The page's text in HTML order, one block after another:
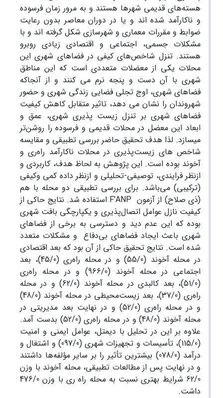
هسته‌های قدیمی شهرها هستند و به مرور زمان فرسوده
و ناکارآمد شده اند و یا در دوران معاصر بدون رعایت
ضوابط و مقررات معماری و شهرسازی شکل گرفته اند و با
مشکلات جسمی، اجتماعی و اقتصادی زیادی روبرو
هستند. تنزل شاخص‌های کیفی در فضاهای شهری این
محلات یکی از معضلات متعددی است که این مناطق
شهری با آن دست و پنجه نرم می کنند و از آنجاکه
فضاهای شهری، اوج تجلی فضایی زندگی شهری و حضور
شهروندان را نشان می دهد، تاثیر متقابل کاهش کیفیت
فضاهای شهری بر تنزل زیست پذیری شهری، عمق و
ابعاد این معضل در محلات قدیمی و فرسوده را روشن‌تر
میسازد. لذا هدف تحقیق حاضر بررسی تطبیقی و مقایسه
شاخص های زیست‌پذیری در محلات ناکارآمد راه‌ری و
آخوند بوده است. این پژوهش به لحاظ هدف، کاربردی و
ازنظر فرایندی، توصیفی-تحلیلی و ازنظر داده کمی وکیفی
(ترکیبی) می‌باشد. برای بررسی تطبیقی دو محله با هم
(ذی صلاح) از آزمون F'ANP استفاده شد. نتایج حاکی از
کیفیت نازل عوامل اتصال‌پذیری و یکپارچگی بافت شهری
بوده که این عدم دید و دسترسی به برخی از فضا‌های
شهری باعث ایجاد فضا‌های بی‌دفاع و مشکلات متعدد
شده است. نتایج تحقیق حاکی از آن بود که بعد اقتصادی
در محله آخوند (55/0) و در محله راه‌ری (45/0)، بعد
اجتماعی در محله آخوند (966/0) و در محله راه‌ری
(51/0)، بعد کالبدی در محله آخوند (62/0) و در محله
راه‌ری (37/0)، بعد زیست‌محیطی در محله آخوند (48/0)
و در محله راه‌ری (52/0) و در نهایت بعد مدیریتی در
محله آخوند (48/0) و در محله راه‌ری (52/0) بدست آمد.
علاوه بر این در تحلیل با دیمتل، عوامل ایمنی و امنیت
(115/0)، تأسیسات و تجهیزات شهری (097/0) و اشتغال و
درآمد (078/0) بیشترین تأثیر را بر سایر مؤلفه‌ها داشتند
و در نهایت پس از مطالعات تطبیقی، محله آخوند با وزن
62/0 شرایط بهتری نسبت به محله راه ری با وزن 476/0
داشت.